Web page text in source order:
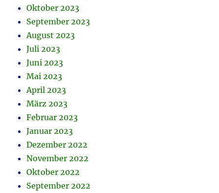
Oktober 2023
September 2023
August 2023
Juli 2023
Juni 2023
Mai 2023
April 2023
März 2023
Februar 2023
Januar 2023
Dezember 2022
November 2022
Oktober 2022
September 2022